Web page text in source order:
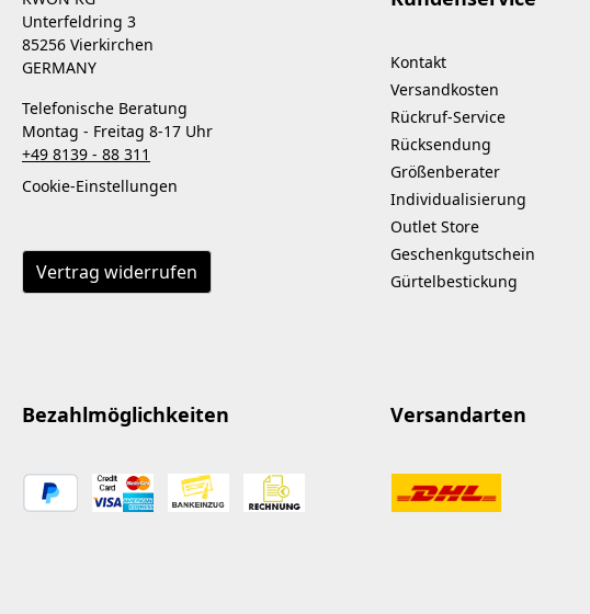
Unterfeldring 3
85256 Vierkirchen
GERMANY
Telefonische Beratung
Montag - Freitag 8-17 Uhr
+49 8139 - 88 311
Cookie-Einstellungen
Vertrag widerrufen
Kontakt
Versandkosten
Rückruf-Service
Rücksendung
Größenberater
Individualisierung
Outlet Store
Geschenkgutschein
Gürtelbestickung
Bezahlmöglichkeiten Versandarten